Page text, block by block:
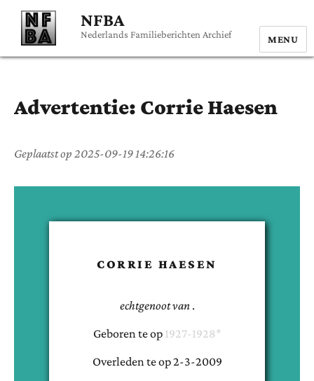
NFBA
Nederlands Familieberichten Archief MENU
Advertentie: Corrie Haesen
Geplaatst op 2025-09-19 14:26:16
CORRIE HAESEN
echtgenoot van .
Geboren teop 1927-1928*
Overleden teop2-3-2009